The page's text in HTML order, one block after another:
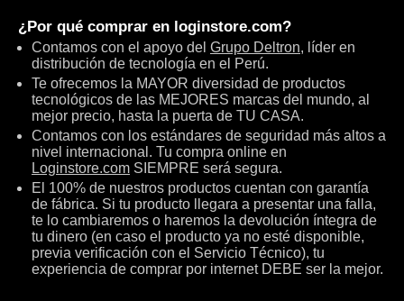
¿Por qué comprar en loginstore.com?
Contamos con el apoyo del Grupo Deltron, líder en
distribución de tecnología en el Perú.
Te ofrecemos la MAYOR diversidad de productos
tecnológicos de las MEJORES marcas del mundo, al
mejor precio, hasta la puerta de TU CASA.
Contamos con los estándares de seguridad más altos a
nivel internacional. Tu compra online en
Loginstore.com SIEMPRE será segura.
El 100% de nuestros productos cuentan con garantía
de fábrica. Si tu producto llegara a presentar una falla,
te lo cambiaremos o haremos la devolución íntegra de
tu dinero (en caso el producto ya no esté disponible,
previa verificación con el Servicio Técnico), tu
experiencia de comprar por internet DEBE ser la mejor.